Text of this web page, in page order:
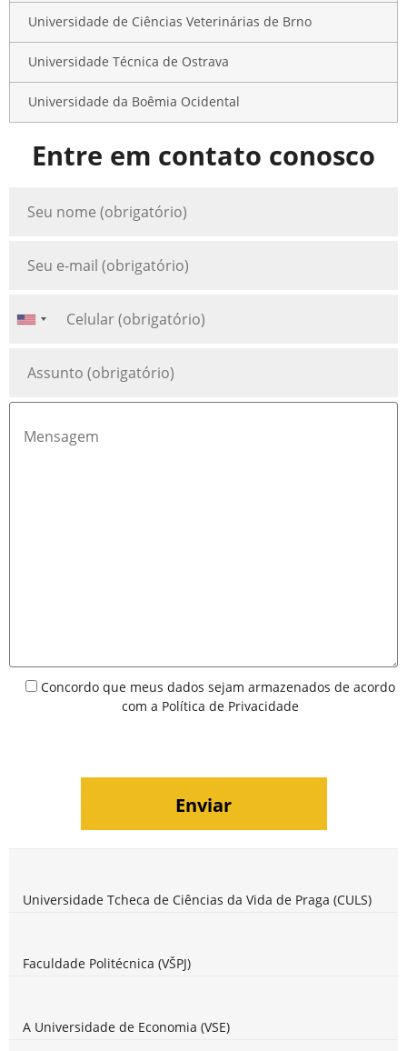
Universidade de Ciências Veterinárias de Brno
Universidade Técnica de Ostrava
Universidade da Boêmia Ocidental
Entre em contato conosco
Concordo que meus dados sejam armazenados de acordo
com a Política de Privacidade
Universidade Tcheca de Ciências da Vida de Praga (CULS)
Faculdade Politécnica (VŠPJ)
A Universidade de Economia (VSE)